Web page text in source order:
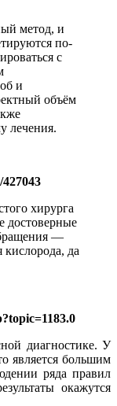
метод, и
по-
с
и
объём
лечения.
хирурга
достоверные
—
кислорода, да
диагностике. У
является большим
ряда правил
окажутся